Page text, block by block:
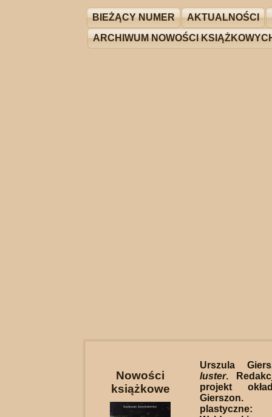
BIEŻĄCY NUMER AKTUALNOŚCI
ARCHIWUM NOWOŚCI
Nowości
książkowe
Urszula
luster.
projekt
Gierszon.